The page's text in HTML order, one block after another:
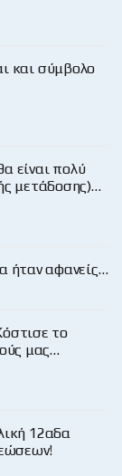
και σύμβολο
είναι πολύ
μετάδοσης)…
ήταν αφανείς…
το
μας…
12αδα